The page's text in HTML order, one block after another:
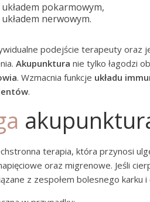
pokarmowym,
nerwowym.
podejście terapeuty oraz
Akupunktura nie tylko łagodzi
. Wzmacnia funkcje układu
.
terapia, która przynosi
oraz migrenowe. Jeśli
z zespołem bolesnego